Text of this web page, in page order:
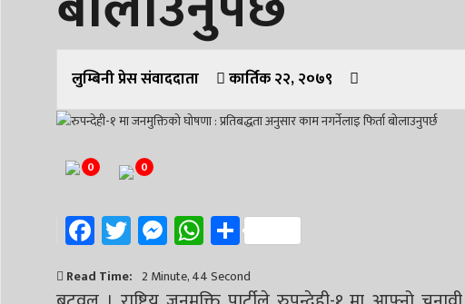
लुम्बिनी प्रेस संवाददाता कार्तिक २२, २०७९
0 0
Facebook
Twitter
Messenger
WhatsApp
Share
Read Time: 2 Minute, 44 Second